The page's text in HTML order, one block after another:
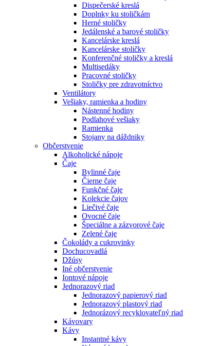
Dispečerské kreslá
Doplnky ku stoličkám
Herné stoličky
Jedálenské a barové stoličky
Kancelárske kreslá
Kancelárske stoličky
Konferenčné stoličky a kreslá
Multisedáky
Pracovné stoličky
Stoličky pre zdravotníctvo
Ventilátory
Vešiaky, ramienka a hodiny
Nástenné hodiny
Podlahové vešiaky
Ramienka
Stojany na dáždniky
Občerstvenie
Alkoholické nápoje
Čaje
Bylinné čaje
Čierne čaje
Funkčné čaje
Kolekcie čajov
Liečivé čaje
Ovocné čaje
Špeciálne a zázvorové čaje
Zelené čaje
Čokolády a cukrovinky
Dochucovadlá
Džúsy
Iné občerstvenie
Iontové nápoje
Jednorazový riad
Jednorazový papierový riad
Jednorazový plastový riad
Jednorázový recyklovateľný riad
Kávovary
Kávy
Instantné kávy